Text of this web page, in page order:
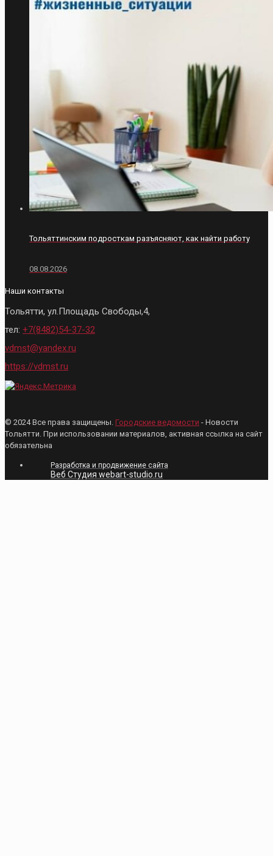
Тольяттинским подросткам разъясняют, как найти работу
08.08.2026
Наши контакты
Тольятти, ул.Площадь Свободы,4,
тел: +7(8482)54-37-32
vdmst@yandex.ru
https://vdmst.ru
© 2024 Все права защищены. Городские ведомости - Новости
Тольятти. При использовании материалов, активная ссылка на сайт
обязательна
Разработка и продвижение сайта
Веб Студия webart-studio.ru